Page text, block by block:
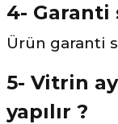
4- Garanti
Ürün garanti
5- Vitrin
yapılır ?